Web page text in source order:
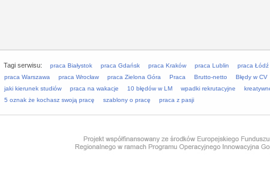
Tagi serwisu: praca Białystok praca Gdańsk praca Kraków praca Lublin
praca Łódź
praca Warszawa
praca Wrocław praca Zielona Góra Praca Brutto-netto
Błędy w CV
jaki kierunek studiów
praca na wakacje 10 błędów w LM wpadki rekrutacyjne
5 oznak że kochasz swoją pracę
szablony o pracę praca z pasji